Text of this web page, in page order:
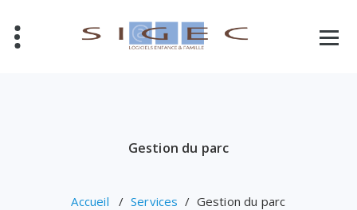
contenu
Gestion du parc
Accueil / Services / Gestion du parc